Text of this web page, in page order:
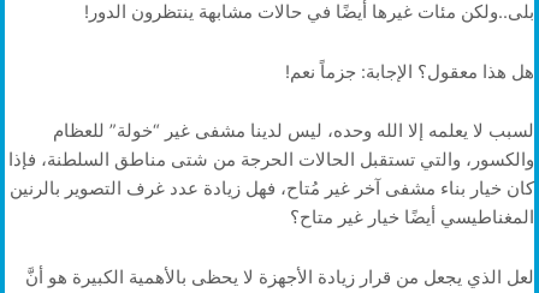
بلى..ولكن مئات غيرها أيضًا في حالات مشابهة ينتظرون الدور!
هل هذا معقول؟ الإجابة: جزماً نعم!
لسبب لا يعلمه إلا الله وحده، ليس لدينا مشفى غير “خولة” للعظام
والكسور، والتي تستقبل الحالات الحرجة من شتى مناطق السلطنة، فإذا
كان خيار بناء مشفى آخر غير مُتاح، فهل زيادة عدد غرف التصوير بالرنين
المغناطيسي أيضًا خيار غير متاح؟
لعل الذي يجعل من قرار زيادة الأجهزة لا يحظى بالأهمية الكبيرة هو أنَّ